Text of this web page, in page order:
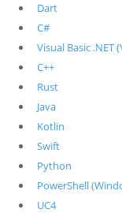
Dart
C#
Visual Basic .NET
C++
Rust
Java
Kotlin
Swift
Python
PowerShell
UC4